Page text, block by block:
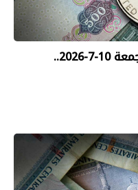
سعر الدرهم الإماراتي اليوم الجمعة 10-7-2026..